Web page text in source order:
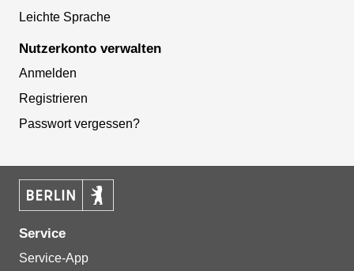
Leichte Sprache
Nutzerkonto verwalten
Anmelden
Registrieren
Passwort vergessen?
Service
Service-App